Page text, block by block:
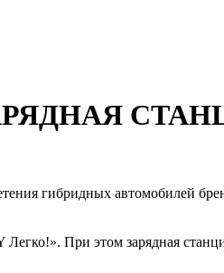
гибридных автомобилей
При этом зарядная